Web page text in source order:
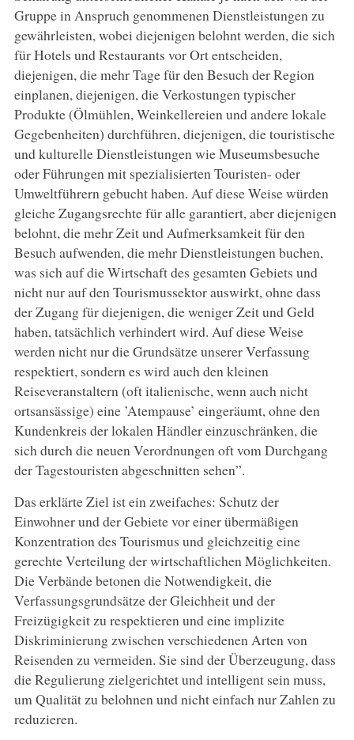
Gruppe in Anspruch genommenen Dienstleistungen zu
gewährleisten, wobei diejenigen belohnt werden, die sich
für Hotels und Restaurants vor Ort entscheiden,
diejenigen, die mehr Tage für den Besuch der Region
einplanen, diejenigen, die Verkostungen typischer
Produkte (Ölmühlen, Weinkellereien und andere lokale
Gegebenheiten) durchführen, diejenigen, die touristische
und kulturelle Dienstleistungen wie Museumsbesuche
oder Führungen mit spezialisierten Touristen- oder
Umweltführern gebucht haben. Auf diese Weise würden
gleiche Zugangsrechte für alle garantiert, aber diejenigen
belohnt, die mehr Zeit und Aufmerksamkeit für den
Besuch aufwenden, die mehr Dienstleistungen buchen,
was sich auf die Wirtschaft des gesamten Gebiets und
nicht nur auf den Tourismussektor auswirkt, ohne dass
der Zugang für diejenigen, die weniger Zeit und Geld
haben, tatsächlich verhindert wird. Auf diese Weise
werden nicht nur die Grundsätze unserer Verfassung
respektiert, sondern es wird auch den kleinen
Reiseveranstaltern (oft italienische, wenn auch nicht
ortsansässige) eine ’Atempause’ eingeräumt, ohne den
Kundenkreis der lokalen Händler einzuschränken, die
sich durch die neuen Verordnungen oft vom Durchgang
der Tagestouristen abgeschnitten sehen”.
Das erklärte Ziel ist ein zweifaches: Schutz der
Einwohner und der Gebiete vor einer übermäßigen
Konzentration des Tourismus und gleichzeitig eine
gerechte Verteilung der wirtschaftlichen Möglichkeiten.
Die Verbände betonen die Notwendigkeit, die
Verfassungsgrundsätze der Gleichheit und der
Freizügigkeit zu respektieren und eine implizite
Diskriminierung zwischen verschiedenen Arten von
Reisenden zu vermeiden. Sie sind der Überzeugung, dass
die Regulierung zielgerichtet und intelligent sein muss,
um Qualität zu belohnen und nicht einfach nur Zahlen zu
reduzieren.